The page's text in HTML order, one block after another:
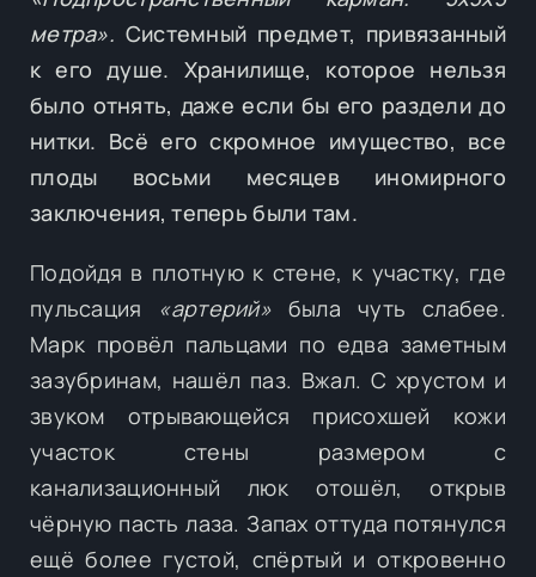
метра». Системный предмет, привязанный
к его душе. Хранилище, которое нельзя
было отнять, даже если бы его раздели до
нитки. Всё его скромное имущество, все
плоды восьми месяцев иномирного
заключения, теперь были там.
Подойдя в плотную к стене, к участку, где
пульсация «артерий»была чуть слабее.
Марк провёл пальцами по едва заметным
зазубринам, нашёл паз. Вжал. С хрустом и
звуком отрывающейся присохшей кожи
участок стены размером с
канализационный люк отошёл, открыв
чёрную пасть лаза. Запах оттуда потянулся
ещё более густой, спёртый и откровенно